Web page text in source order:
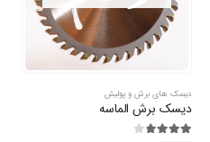
دیسک های برش و پولیش
دیسک برش الماسه